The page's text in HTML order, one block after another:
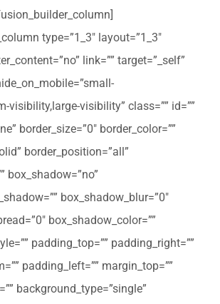
type=”1_3″ layout=”1_3″
link=”” target=”_self”
visibility,large-visibility” class=”” id=””
border_size=”0″ border_color=””
border_position=”all”
box_shadow=”no”
box_shadow_blur=”0″
box_shadow_color=””
padding_top=”” padding_right=””
padding_left=”” margin_top=””
background_type=”single”